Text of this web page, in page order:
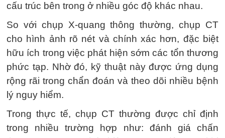
cấu trúc bên trong ở nhiều góc độ khác nhau.
So với chụp X-quang thông thường, chụp CT
cho hình ảnh rõ nét và chính xác hơn, đặc biệt
hữu ích trong việc phát hiện sớm các tổn thương
phức tạp. Nhờ đó, kỹ thuật này được ứng dụng
rộng rãi trong chẩn đoán và theo dõi nhiều bệnh
lý nguy hiểm.
Trong thực tế, chụp CT thường được chỉ định
trong nhiều trường hợp như: đánh giá chấn